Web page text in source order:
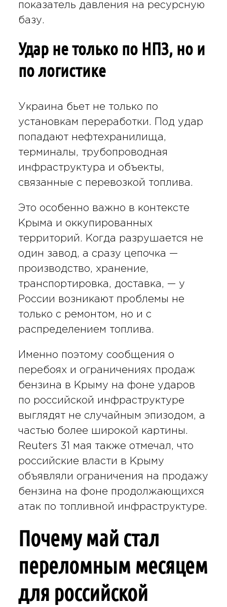
показатель давления на ресурсную
базу.
Удар не только по НПЗ, но и
по логистике
Украина бьет не только по
установкам переработки. Под удар
попадают нефтехранилища,
терминалы, трубопроводная
инфраструктура и объекты,
связанные с перевозкой топлива.
Это особенно важно в контексте
Крыма и оккупированных
территорий. Когда разрушается не
один завод, а сразу цепочка —
производство, хранение,
транспортировка, доставка, — у
России возникают проблемы не
только с ремонтом, но и с
распределением топлива.
Именно поэтому сообщения о
перебоях и ограничениях продаж
бензина в Крыму на фоне ударов
по российской инфраструктуре
выглядят не случайным эпизодом, а
частью более широкой картины.
Reuters 31 мая также отмечал, что
российские власти в Крыму
объявляли ограничения на продажу
бензина на фоне продолжающихся
атак по топливной инфраструктуре.
Почему май стал
переломным месяцем
для российской